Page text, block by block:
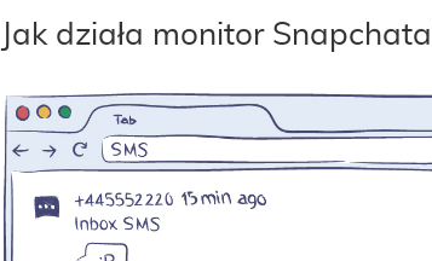
Jak działa monitor